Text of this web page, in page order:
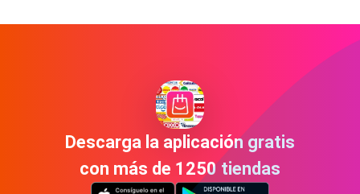
Descarga la aplicación gratis
con más de 1250 tiendas